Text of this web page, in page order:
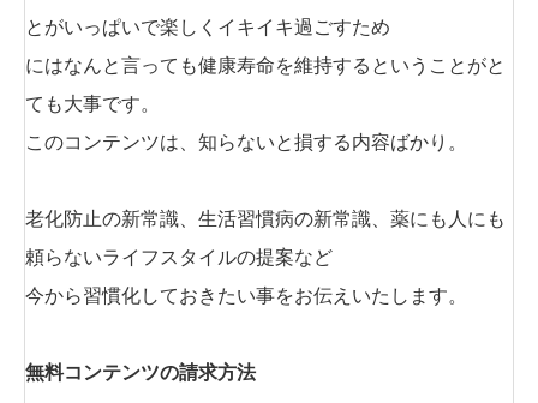
とがいっぱいで楽しくイキイキ過ごすため
にはなんと言っても健康寿命を維持するということがと
ても大事です。
このコンテンツは、知らないと損する内容ばかり。
老化防止の新常識、生活習慣病の新常識、薬にも人にも
頼らないライフスタイルの提案など
今から習慣化しておきたい事をお伝えいたします。
無料コンテンツの請求方法